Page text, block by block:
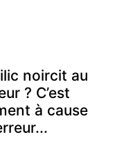
noircit au
? C’est
à cause